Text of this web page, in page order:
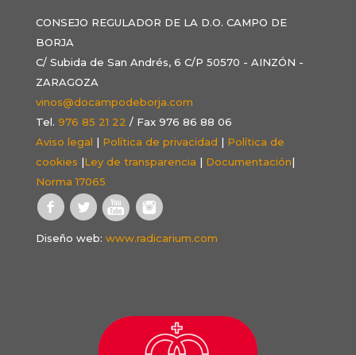
CONSEJO REGULADOR DE LA D.O. CAMPO DE
BORJA
C/ Subida de San Andrés, 6 C/P 50570 - AINZÓN -
ZARAGOZA
vinos@docampodeborja.com
Tel. 976 85 21 22 / Fax 976 86 88 06
Aviso legal | Política de privacidad | Política de
cookies |Ley de transparencia | Documentación|
Norma 17065
Diseño web: www.radicarium.com